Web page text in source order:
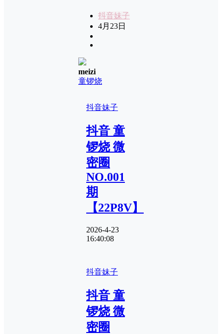
抖音妹子
4月23日
meizi
童锣烧
抖音妹子
抖音 童
锣烧 微
密圈
NO.001
期
【22P8V】
2026-4-23
16:40:08
抖音妹子
抖音 童
锣烧 微
密圈